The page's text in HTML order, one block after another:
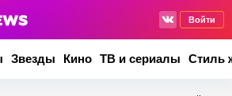
Войти
Звезды Кино ТВ и сериалы Стиль